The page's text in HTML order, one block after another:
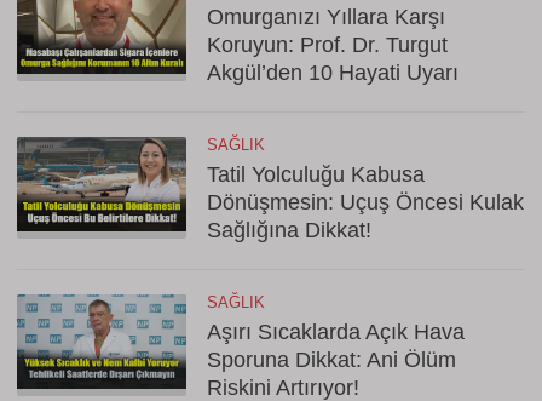
Omurganızı Yıllara Karşı
Koruyun: Prof. Dr. Turgut
Akgül’den 10 Hayati Uyarı
SAĞLIK
Tatil Yolculuğu Kabusa
Dönüşmesin: Uçuş Öncesi Kulak
Sağlığına Dikkat!
SAĞLIK
Aşırı Sıcaklarda Açık Hava
Sporuna Dikkat: Ani Ölüm
Riskini Artırıyor!